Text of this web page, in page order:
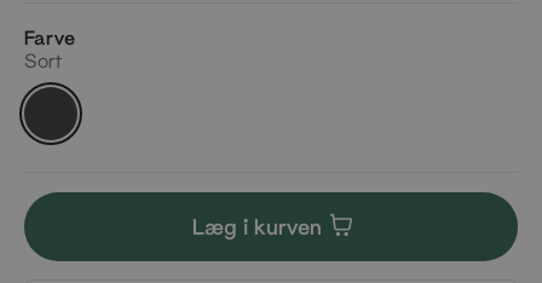
Farve
Sort
Sort
Læg i kurven